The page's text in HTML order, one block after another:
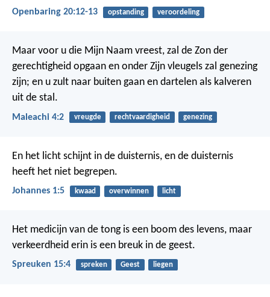
Openbaring 20:12-13 opstanding veroordeling
Maar voor u die Mijn Naam vreest, zal de Zon der
gerechtigheid opgaan en onder Zijn vleugels zal genezing
zijn; en u zult naar buiten gaan en dartelen als kalveren
uit de stal.
Maleachi 4:2 vreugde rechtvaardigheid genezing
En het licht schijnt in de duisternis, en de duisternis
heeft het niet begrepen.
Johannes 1:5 kwaad overwinnen licht
Het medicijn van de tong is een boom des levens, maar
verkeerdheid erin is een breuk in de geest.
Spreuken 15:4 spreken Geest liegen